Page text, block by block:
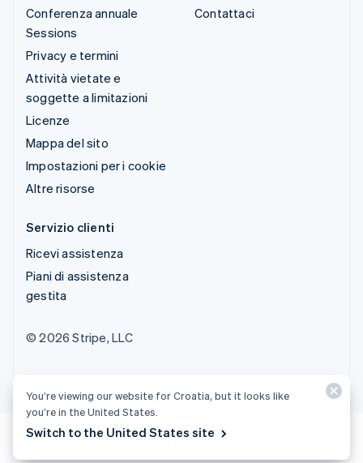
Conferenza annuale
Sessions
Privacy e termini
Attività vietate e
soggette a limitazioni
Licenze
Mappa del sito
Impostazioni per i cookie
Altre risorse
Contattaci
Servizio clienti
Ricevi assistenza
Piani di assistenza
gestita
© 2026 Stripe, LLC
You’re viewing our website for Croatia, but it looks like
you’re in the United States.
Switch to the United States site